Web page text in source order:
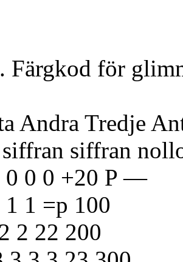
Färgkod för
Andra Tredje
siffran
0 0 0 +20 P —
1 =p 100
2 22 200